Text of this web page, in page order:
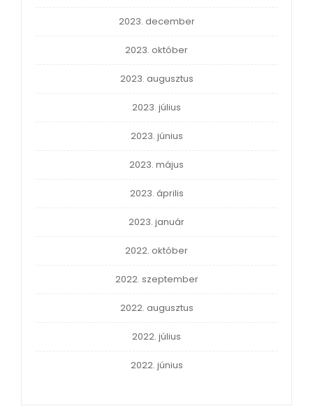
2023. december
2023. október
2023. augusztus
2023. július
2023. június
2023. május
2023. április
2023. január
2022. október
2022. szeptember
2022. augusztus
2022. július
2022. június